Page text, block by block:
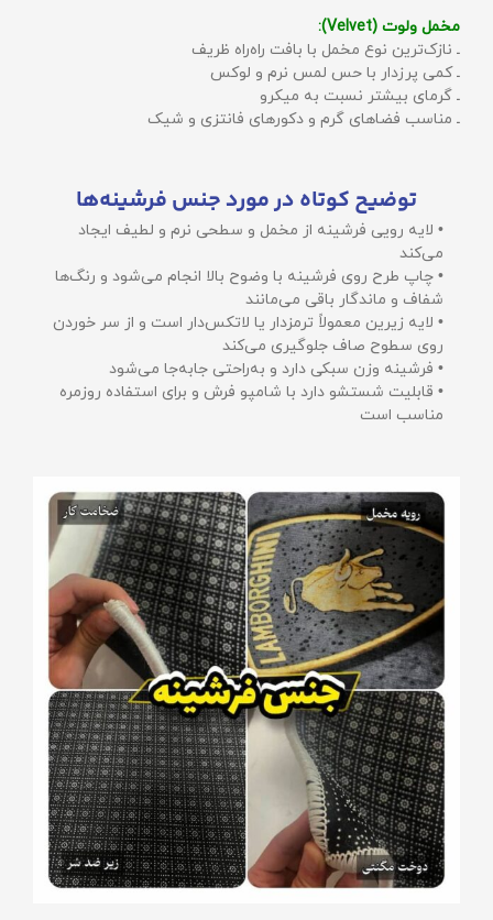
مخمل ولوت (Velvet):
ـ نازک‌ترین نوع مخمل با بافت راه‌راه ظریف
ـ کمی پرزدار با حس لمس نرم و لوکس
ـ گرمای بیشتر نسبت به میکرو
ـ مناسب فضاهای گرم و دکورهای فانتزی و شیک
توضیح کوتاه در مورد جنس فرشینه‌ها
• لایه رویی فرشینه از مخمل و سطحی نرم و لطیف ایجاد
می‌کند
• چاپ طرح روی فرشینه با وضوح بالا انجام می‌شود و رنگ‌ها
شفاف و ماندگار باقی می‌مانند
• لایه زیرین معمولاً ترمزدار یا لاتکس‌دار است و از سر خوردن
روی سطوح صاف جلوگیری می‌کند
• فرشینه وزن سبکی دارد و به‌راحتی جابه‌جا می‌شود
• قابلیت شستشو دارد با شامپو فرش و برای استفاده روزمره
مناسب است